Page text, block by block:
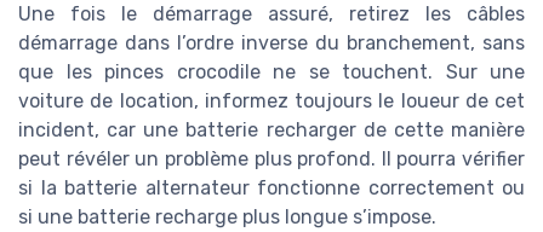
Une fois le démarrage assuré, retirez les câbles
démarrage dans l’ordre inverse du branchement, sans
que les pinces crocodile ne se touchent. Sur une
voiture de location, informez toujours le loueur de cet
incident, car une batterie recharger de cette manière
peut révéler un problème plus profond. Il pourra vérifier
si la batterie alternateur fonctionne correctement ou
si une batterie recharge plus longue s’impose.